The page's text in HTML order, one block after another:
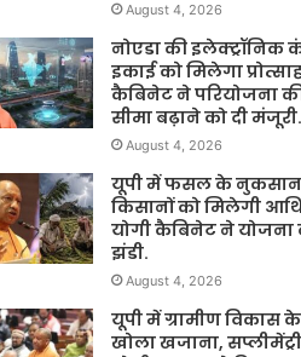
August 4, 2026
नोएडा की इलेक्ट्रॉनिक
इकाई को मिलेगा
कैबिनेट ने परियोजना
सीमा बढ़ाने को दी मंजूरी.
August 4, 2026
यूपी में फसल के
किसानों को मिलेगी
योगी कैबिनेट ने योजना
झंडी.
August 4, 2026
यूपी में ग्रामीण विकास
खोला खजाना,